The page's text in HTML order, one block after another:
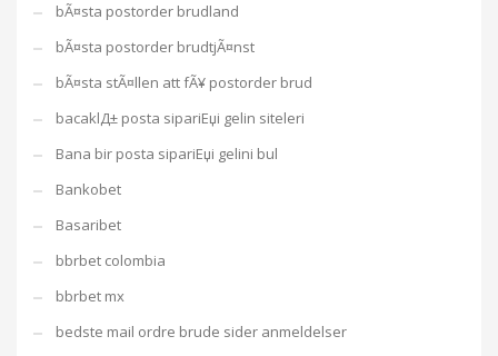
bÃ¤sta postorder brudland
bÃ¤sta postorder brudtjÃ¤nst
bÃ¤sta stÃ¤llen att fÃ¥ postorder brud
bacaklД± posta sipariЕџi gelin siteleri
Bana bir posta sipariЕџi gelini bul
Bankobet
Basaribet
bbrbet colombia
bbrbet mx
bedste mail ordre brude sider anmeldelser